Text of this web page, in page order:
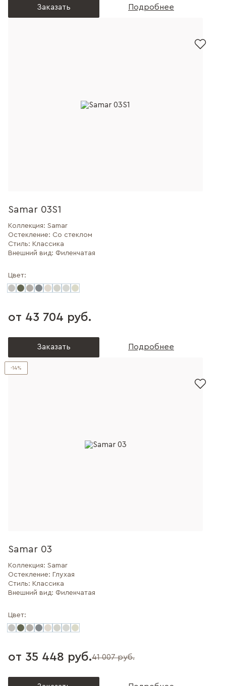
Заказать Подробнее
Samar 03S1
Коллекция: Samar
Остекление: Со стеклом
Стиль: Классика
Внешний вид: Филенчатая
Цвет:
от 43 704 руб.
Заказать Подробнее
-14%
Samar 03
Коллекция: Samar
Остекление: Глухая
Стиль: Классика
Внешний вид: Филенчатая
Цвет:
от 35 448 руб.41 007 руб.